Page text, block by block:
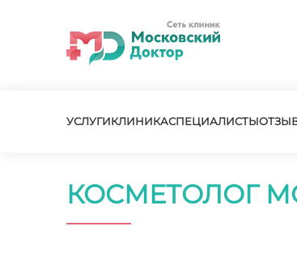
УСЛУГИКЛИНИКАСПЕЦИАЛИСТЫ
КОСМЕТОЛОГ